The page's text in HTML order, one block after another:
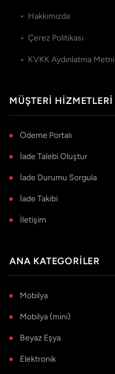
Hakkımızda
Çerez Politikası
KVKK Aydınlatma Metni
MÜŞTERI HIZMETLERI
Ödeme Portalı
İade Talebi Oluştur
İade Durumu Sorgula
İade Takibi
İletişim
ANA KATEGORILER
Mobilya
Mobilya (mini)
Beyaz Eşya
Elektronik